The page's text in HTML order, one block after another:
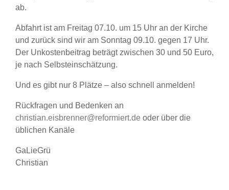
ab.
Abfahrt ist am Freitag 07.10. um 15 Uhr an der Kirche
und zurück sind wir am Sonntag 09.10. gegen 17 Uhr.
Der Unkostenbeitrag beträgt zwischen 30 und 50 Euro,
je nach Selbsteinschätzung.
Und es gibt nur 8 Plätze – also schnell anmelden!
Rückfragen und Bedenken an
christian.eisbrenner@reformiert.de oder über die
üblichen Kanäle
GaLieGrü
Christian